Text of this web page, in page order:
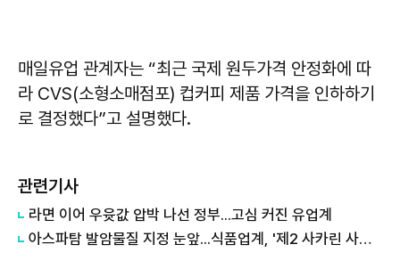
매일유업 관계자는 “최근 국제 원두가격 안정화에 따
라 CVS(소형소매점포) 컵커피 제품 가격을 인하하기
로 결정했다”고 설명했다.
관련기사
라면 이어 우윳값 압박 나선 정부...고심 커진 유업계
아스파탐 발암물질 지정 눈앞...식품업계, '제2 사카린 사태' 우려